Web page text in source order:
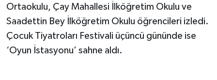
Ortaokulu, Çay Mahallesi İlköğretim Okulu ve
Saadettin Bey İlköğretim Okulu öğrencileri izledi.
Çocuk Tiyatroları Festivali üçüncü gününde ise
‘Oyun İstasyonu’ sahne aldı.